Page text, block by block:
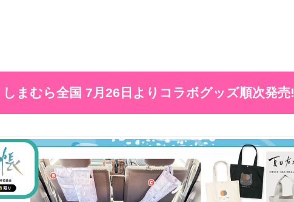
しまむら全国 7月26日よりコラボグッズ順次発売!